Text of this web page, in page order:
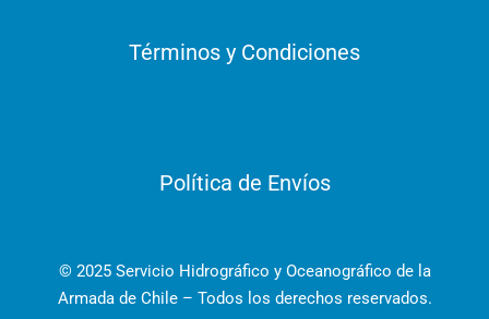
Términos y Condiciones
Política de Envíos
© 2025 Servicio Hidrográfico y Oceanográfico de la
Armada de Chile – Todos los derechos reservados.